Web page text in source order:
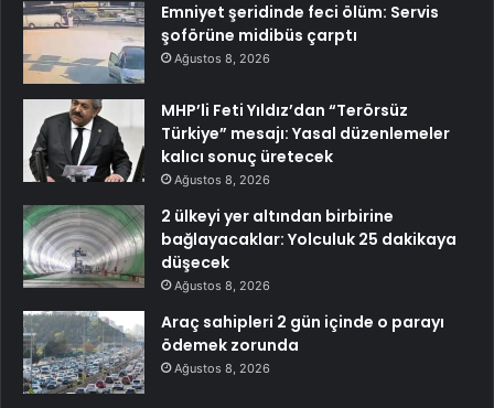
Emniyet şeridinde feci ölüm: Servis
şoförüne midibüs çarptı
Ağustos 8, 2026
MHP’li Feti Yıldız’dan “Terörsüz
Türkiye” mesajı: Yasal düzenlemeler
kalıcı sonuç üretecek
Ağustos 8, 2026
2 ülkeyi yer altından birbirine
bağlayacaklar: Yolculuk 25 dakikaya
düşecek
Ağustos 8, 2026
Araç sahipleri 2 gün içinde o parayı
ödemek zorunda
Ağustos 8, 2026